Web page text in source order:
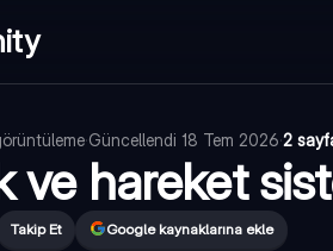
·Güncellendi 18 Tem 2026·2
ve hareket
Takip Et Google kaynaklarına ekle